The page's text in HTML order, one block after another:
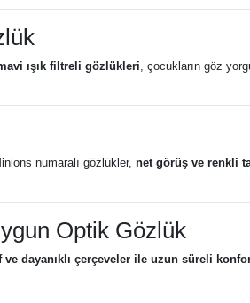
ışık filtreli gözlükleri, çocukların göz
numaralı gözlükler, net görüş ve renkli
Optik Gözlük
ve dayanıklı çerçeveler ile uzun süreli